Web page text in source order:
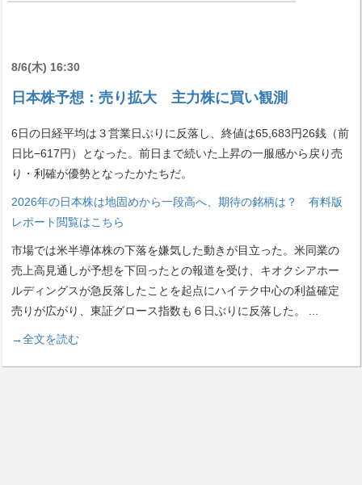
8/6(木) 16:30
日本株予想：売り拡大 主力株に買い観測
6日の日経平均は３営業日ぶりに反落し、終値は65,683円26銭（前
日比−617円）となった。前日まで続いた上昇の一服感から戻り売
り・利確が優勢となったかたちだ。
2026年の日本株は地固めから一段高へ、期待の銘柄は？ 有料版
レポート閲覧はこちら
市場では米半導体株の下落を嫌気した動きが目立った。米同業の
売上高見通しが予想を下回ったとの報道を受け、キオクシアホー
ルディングスが急反落したことを起点にハイテク中心の利益確定
売りが広がり、東証グロース指数も６日ぶりに反落した。
...
→全文を読む